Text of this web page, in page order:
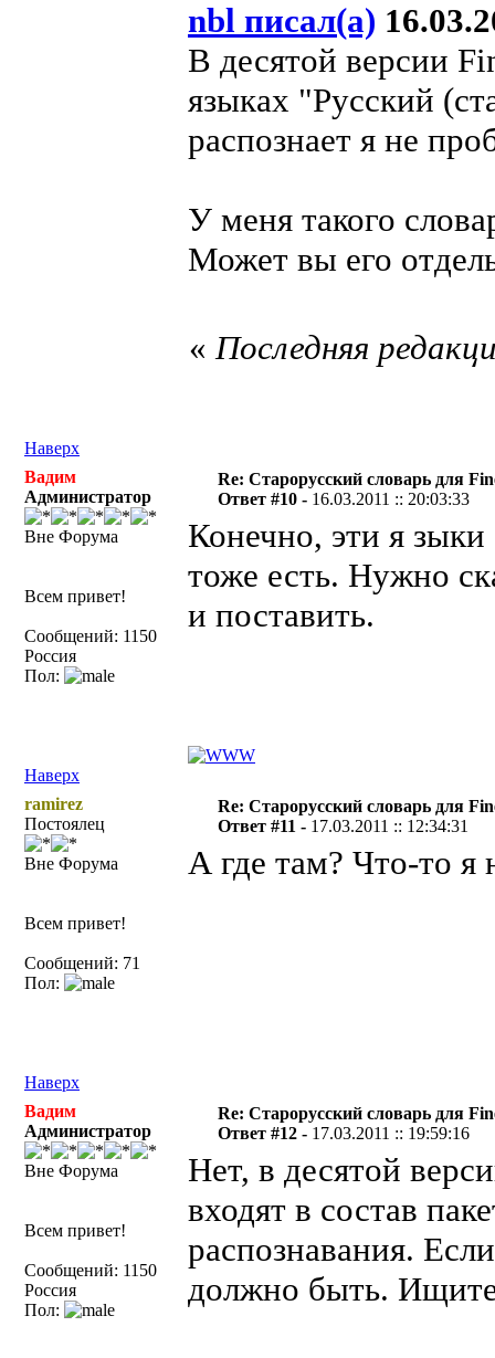
nbl писал(а)
В десятой версии
языках "Русский
распознает я не
У меня такого
Может вы его
Наверх
«Последняя
Вадим
Администратор
Вне Форума
Всем привет!
Сообщений: 1150
Россия
Пол:
Re: Старорусский словарь для
Ответ #10 - 16.03.2011 :: 20:03:33
Конечно, эти я
тоже есть. Нужно
и поставить.
Наверх
ramirez
Постоялец
Вне Форума
Всем привет!
Сообщений: 71
Пол:
Re: Старорусский словарь для
Ответ #11 - 17.03.2011 :: 12:34:31
А где там? Что-то я
Наверх
Вадим
Администратор
Вне Форума
Всем привет!
Сообщений: 1150
Россия
Пол:
Re: Старорусский словарь для
Ответ #12 - 17.03.2011 :: 19:59:16
Нет, в десятой
входят в состав
распознавания.
должно быть.